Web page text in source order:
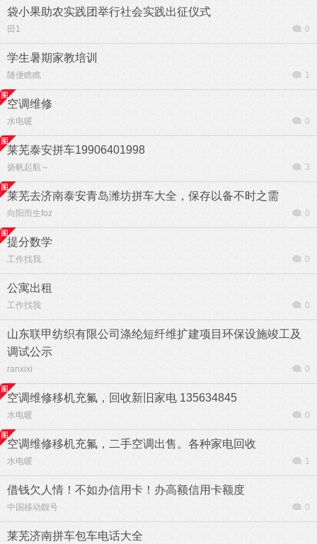
袋小果助农实践团举行社会实践出征仪式
田1 0
学生暑期家教培训
随便瞧瞧 1
空调维修
水电暖 0
莱芜泰安拼车19906401998
扬帆起航～ 3
莱芜去济南泰安青岛潍坊拼车大全，保存以备不时之需
向阳而生foz 0
提分数学
工作找我 0
公寓出租
工作找我 0
山东联甲纺织有限公司涤纶短纤维扩建项目环保设施竣工及
调试公示
ranxixi 0
空调维修移机充氟，回收新旧家电 135634845
水电暖 0
空调维修移机充氟，二手空调出售。各种家电回收
水电暖 1
借钱欠人情！不如办信用卡！办高额信用卡额度
中国移动靓号 0
莱芜济南拼车包车电话大全